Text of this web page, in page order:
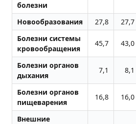
болезни
Новообразования 27,8 27,7
Болезни системы
кровообращения
45,7 43,0
Болезни органов
дыхания
7,1 8,1
Болезни органов
пищеварения
16,8 16,0
Внешние